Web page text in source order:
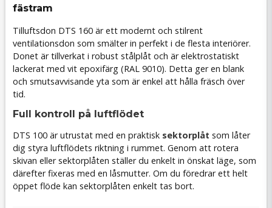
fästram
Tilluftsdon DTS 160 är ett modernt och stilrent
ventilationsdon som smälter in perfekt i de flesta interiörer.
Donet är tillverkat i robust stålplåt och är elektrostatiskt
lackerat med vit epoxifärg (RAL 9010). Detta ger en blank
och smutsavvisande yta som är enkel att hålla fräsch över
tid.
Full kontroll på luftflödet
DTS 100 är utrustat med en praktisk sektorplåt som låter
dig styra luftflödets riktning i rummet. Genom att rotera
skivan eller sektorplåten ställer du enkelt in önskat läge, som
därefter fixeras med en låsmutter. Om du föredrar ett helt
öppet flöde kan sektorplåten enkelt tas bort.